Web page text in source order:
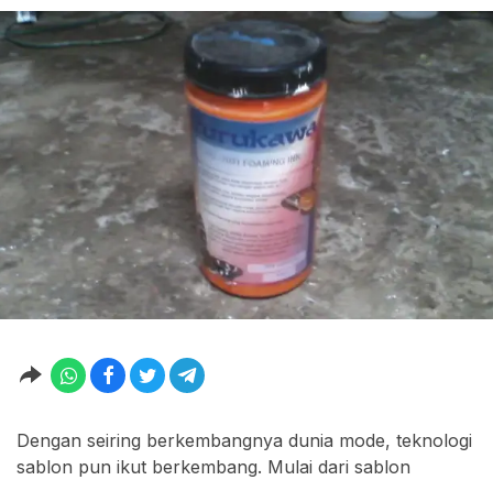
Dengan seiring berkembangnya dunia mode, teknologi
sablon pun ikut berkembang. Mulai dari sablon